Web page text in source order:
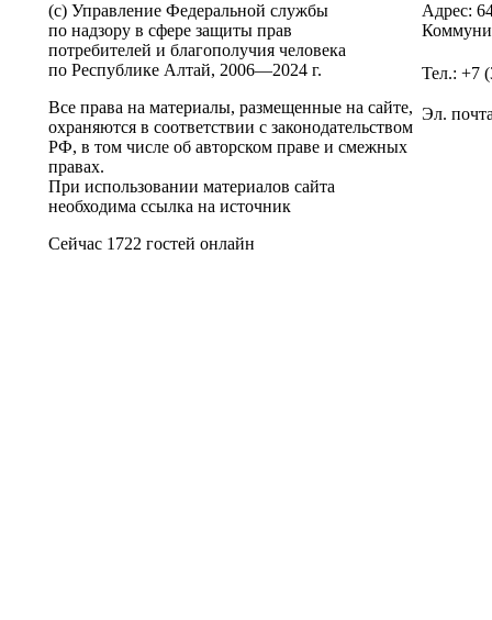
(c) Управление Федеральной службы
по надзору в сфере защиты прав
потребителей и благополучия человека
по Республике Алтай, 2006—2024 г.
Все права на материалы, размещенные на сайте,
охраняются в соответствии с законодательством
РФ, в том числе об авторском праве и смежных
правах.
При использовании материалов сайта
необходима ссылка на источник
Сейчас 1722 гостей онлайн
Адрес:
Тел.: +7
Эл.